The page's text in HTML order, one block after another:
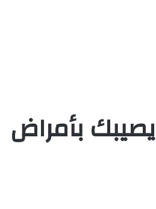
ارتفاع أو نقص الفيتامين بي12 يصيبك بأمراض